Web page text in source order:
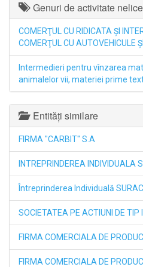
Genuri de activitate
COMERŢUL CU RIDICATA ŞI
COMERŢUL CU AUTOVEHICULE
Intermedieri pentru vînzarea
animalelor vii, materiei prime
Entități similare
FIRMA "CARBIT" S.A
INTREPRINDEREA INDIVIDUALA
Întreprinderea Individuală
SOCIETATEA PE ACTIUNI DE TIP
FIRMA COMERCIALA DE
FIRMA COMERCIALA DE